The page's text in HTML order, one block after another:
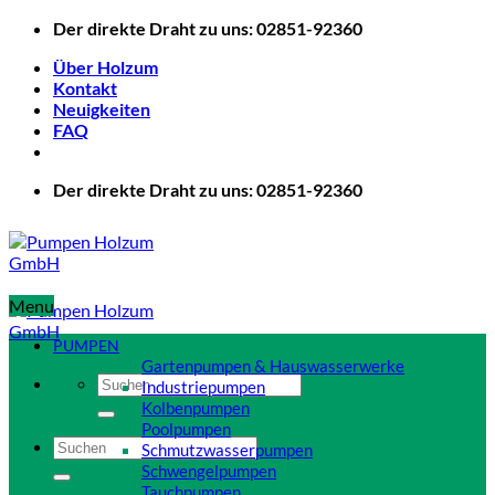
Zum
springen
Der direkte Draht zu uns: 02851-92360
Über Holzum
Kontakt
Neuigkeiten
FAQ
Der direkte Draht zu uns: 02851-92360
Suchen
nach:
Suchen
nach:
Menu
PUMPEN
Gartenpumpen & Hauswasserwerke
Industriepumpen
Kolbenpumpen
Poolpumpen
Schmutzwasserpumpen
Schwengelpumpen